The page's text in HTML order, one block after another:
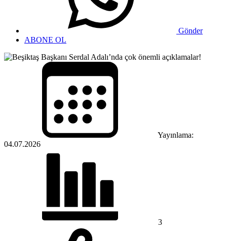
Gönder
ABONE OL
Yayınlama:
04.07.2026
3